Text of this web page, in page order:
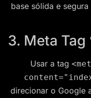
base sólida e
3. Meta Tag
Usar a tag
direcionar o Google